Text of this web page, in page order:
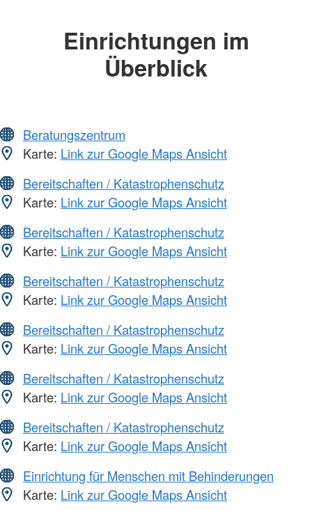
Einrichtungen im
Überblick
Beratungszentrum
Karte: Link zur Google Maps Ansicht
Bereitschaften / Katastrophenschutz
Karte: Link zur Google Maps Ansicht
Bereitschaften / Katastrophenschutz
Karte: Link zur Google Maps Ansicht
Bereitschaften / Katastrophenschutz
Karte: Link zur Google Maps Ansicht
Bereitschaften / Katastrophenschutz
Karte: Link zur Google Maps Ansicht
Bereitschaften / Katastrophenschutz
Karte: Link zur Google Maps Ansicht
Bereitschaften / Katastrophenschutz
Karte: Link zur Google Maps Ansicht
Einrichtung für Menschen mit Behinderungen
Karte: Link zur Google Maps Ansicht